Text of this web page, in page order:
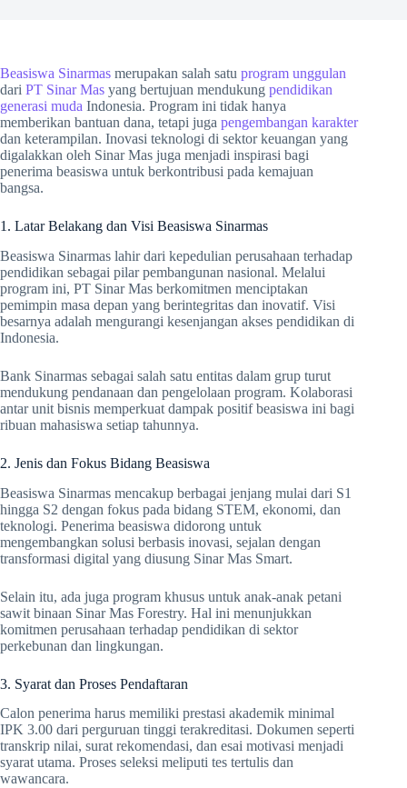
Beasiswa Sinarmas merupakan salah satu program unggulan
dari PT Sinar Mas yang bertujuan mendukung pendidikan
generasi muda Indonesia. Program ini tidak hanya
memberikan bantuan dana, tetapi juga pengembangan karakter
dan keterampilan. Inovasi teknologi di sektor keuangan yang
digalakkan oleh Sinar Mas juga menjadi inspirasi bagi
penerima beasiswa untuk berkontribusi pada kemajuan
bangsa.
1. Latar Belakang dan Visi Beasiswa Sinarmas
Beasiswa Sinarmas lahir dari kepedulian perusahaan terhadap
pendidikan sebagai pilar pembangunan nasional. Melalui
program ini, PT Sinar Mas berkomitmen menciptakan
pemimpin masa depan yang berintegritas dan inovatif. Visi
besarnya adalah mengurangi kesenjangan akses pendidikan di
Indonesia.
Bank Sinarmas sebagai salah satu entitas dalam grup turut
mendukung pendanaan dan pengelolaan program. Kolaborasi
antar unit bisnis memperkuat dampak positif beasiswa ini bagi
ribuan mahasiswa setiap tahunnya.
2. Jenis dan Fokus Bidang Beasiswa
Beasiswa Sinarmas mencakup berbagai jenjang mulai dari S1
hingga S2 dengan fokus pada bidang STEM, ekonomi, dan
teknologi. Penerima beasiswa didorong untuk
mengembangkan solusi berbasis inovasi, sejalan dengan
transformasi digital yang diusung Sinar Mas Smart.
Selain itu, ada juga program khusus untuk anak-anak petani
sawit binaan Sinar Mas Forestry. Hal ini menunjukkan
komitmen perusahaan terhadap pendidikan di sektor
perkebunan dan lingkungan.
3. Syarat dan Proses Pendaftaran
Calon penerima harus memiliki prestasi akademik minimal
IPK 3.00 dari perguruan tinggi terakreditasi. Dokumen seperti
transkrip nilai, surat rekomendasi, dan esai motivasi menjadi
syarat utama. Proses seleksi meliputi tes tertulis dan
wawancara.